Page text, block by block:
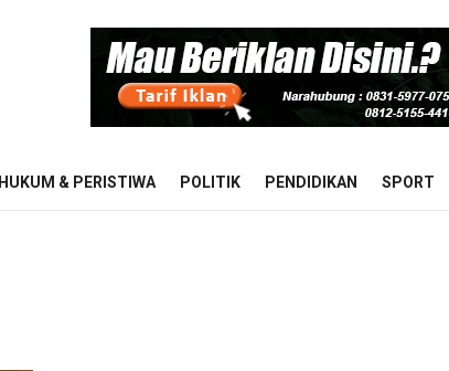
HUKUM & PERISTIWA POLITIK PENDIDIKAN SPORT